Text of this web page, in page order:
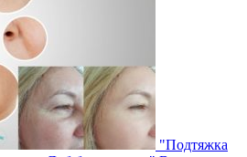
"Подтяжка